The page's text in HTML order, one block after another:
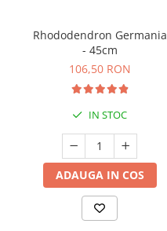
Rhododendron Germania
- 45cm
106,50 RON
IN STOC
ADAUGA IN COS